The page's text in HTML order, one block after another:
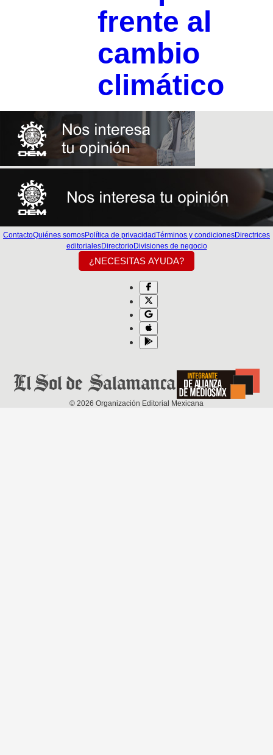
frente al
cambio
climático
ContactoQuiénes somosPolítica de privacidadTérminos y condicionesDirectrices
editorialesDirectorioDivisiones de negocio
¿NECESITAS AYUDA?
© 2026 Organización Editorial Mexicana